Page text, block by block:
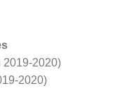
2019-2020)
2020)